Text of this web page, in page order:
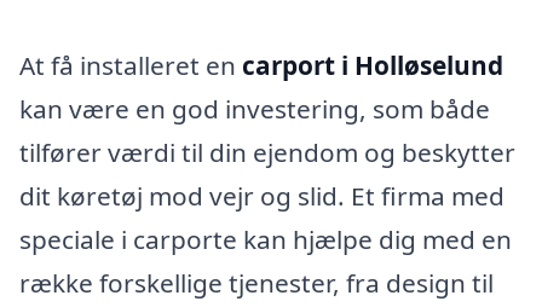
At få installeret en carport i Holløselund
kan være en god investering, som både
tilfører værdi til din ejendom og beskytter
dit køretøj mod vejr og slid. Et firma med
speciale i carporte kan hjælpe dig med en
række forskellige tjenester, fra design til